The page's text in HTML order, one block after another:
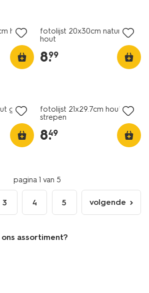
hout
fotolijst 20x30cm naturel
hout
8.
99
golf
fotolijst 21x29.7cm hout
strepen
8.
49
pagina 1 van 5
3 4 5
volgende
pagina
volgende
assortiment?